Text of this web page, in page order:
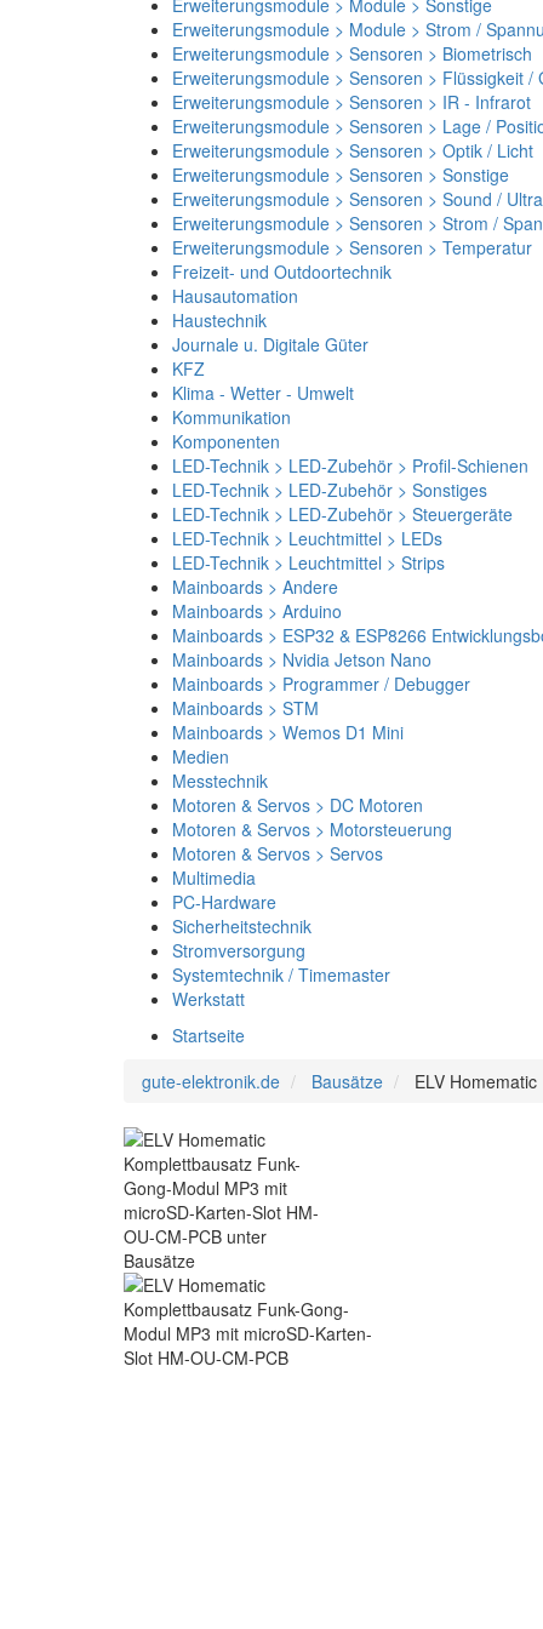
Erweiterungsmodule > Module > Sonstige
Erweiterungsmodule > Module > Strom /
Erweiterungsmodule > Sensoren > Biometrisch
Erweiterungsmodule > Sensoren > Flüssigkeit /
Erweiterungsmodule > Sensoren > IR - Infrarot
Erweiterungsmodule > Sensoren > Lage /
Erweiterungsmodule > Sensoren > Optik / Licht
Erweiterungsmodule > Sensoren > Sonstige
Erweiterungsmodule > Sensoren > Sound /
Erweiterungsmodule > Sensoren > Strom /
Erweiterungsmodule > Sensoren > Temperatur
Freizeit- und Outdoortechnik
Hausautomation
Haustechnik
Journale u. Digitale Güter
KFZ
Klima - Wetter - Umwelt
Kommunikation
Komponenten
LED-Technik > LED-Zubehör > Profil-Schienen
LED-Technik > LED-Zubehör > Sonstiges
LED-Technik > LED-Zubehör > Steuergeräte
LED-Technik > Leuchtmittel > LEDs
LED-Technik > Leuchtmittel > Strips
Mainboards > Andere
Mainboards > Arduino
Mainboards > ESP32 & ESP8266
Mainboards > Nvidia Jetson Nano
Mainboards > Programmer / Debugger
Mainboards > STM
Mainboards > Wemos D1 Mini
Medien
Messtechnik
Motoren & Servos > DC Motoren
Motoren & Servos > Motorsteuerung
Motoren & Servos > Servos
Multimedia
PC-Hardware
Sicherheitstechnik
Stromversorgung
Systemtechnik / Timemaster
Werkstatt
Startseite
gute-elektronik.de
Bausätze ELV